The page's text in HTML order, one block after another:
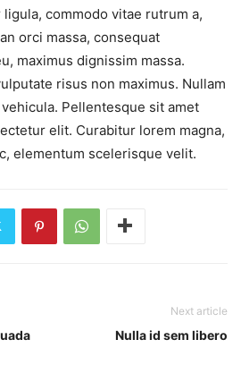
commodo vitae rutrum a,
orci massa, consequat
maximus dignissim massa.
risus non maximus. Nullam
Pellentesque sit amet
elit. Curabitur lorem magna,
elementum scelerisque velit.
Next article
Nulla id sem libero